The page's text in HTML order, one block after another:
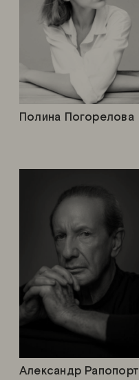
Александр Рапопорт
Полина Погорелова